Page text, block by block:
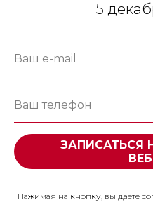
5
ЗАПИСАТЬСЯ
Нажимая на кнопку, вы даете